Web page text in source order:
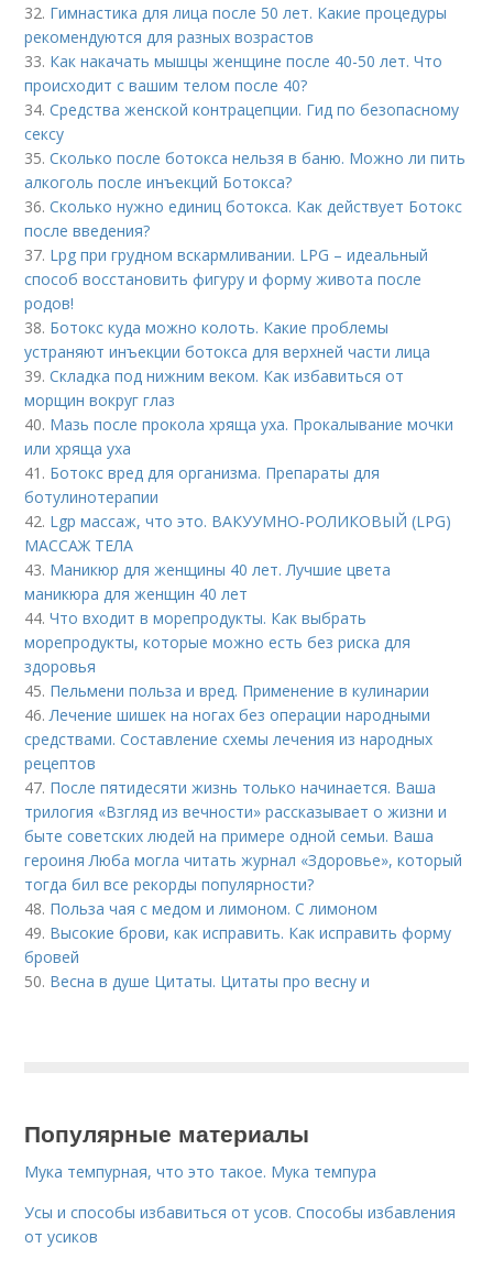
32. Гимнастика для лица после 50 лет. Какие процедуры
рекомендуются для разных возрастов
33. Как накачать мышцы женщине после 40-50 лет. Что
происходит с вашим телом после 40?
34.Средства женской контрацепции. Гид по безопасному
сексу
35.Сколько после ботокса нельзя в баню. Можно ли пить
алкоголь после инъекций Ботокса?
36.Сколько нужно единиц ботокса. Как действует Ботокс
после введения?
37. Lpg при грудном вскармливании. LPG – идеальный
способ восстановить фигуру и форму живота после
родов!
38. Ботокс куда можно колоть. Какие проблемы
устраняют инъекции ботокса для верхней части лица
39.Складка под нижним веком. Как избавиться от
морщин вокруг глаз
40. Мазь после прокола хряща уха. Прокалывание мочки
или хряща уха
41. Ботокс вред для организма. Препараты для
ботулинотерапии
42. Lgp массаж, что это. ВАКУУМНО-РОЛИКОВЫЙ (LPG)
МАССАЖ ТЕЛА
43. Маникюр для женщины 40 лет. Лучшие цвета
маникюра для женщин 40 лет
44.Что входит в морепродукты. Как выбрать
морепродукты, которые можно есть без риска для
здоровья
45. Пельмени польза и вред. Применение в кулинарии
46.Лечение шишек на ногах без операции народными
средствами. Составление схемы лечения из народных
рецептов
47. После пятидесяти жизнь только начинается. Ваша
трилогия «Взгляд из вечности» рассказывает о жизни и
быте советских людей на примере одной семьи. Ваша
героиня Люба могла читать журнал «Здоровье», который
тогда бил все рекорды популярности?
48. Польза чая с медом и лимоном. С лимоном
49. Высокие брови, как исправить. Как исправить форму
бровей
50. Весна в душе Цитаты. Цитаты про весну и
Популярные материалы
Мука темпурная, что это такое. Мука темпура
Усы и способы избавиться от усов. Способы избавления
от усиков